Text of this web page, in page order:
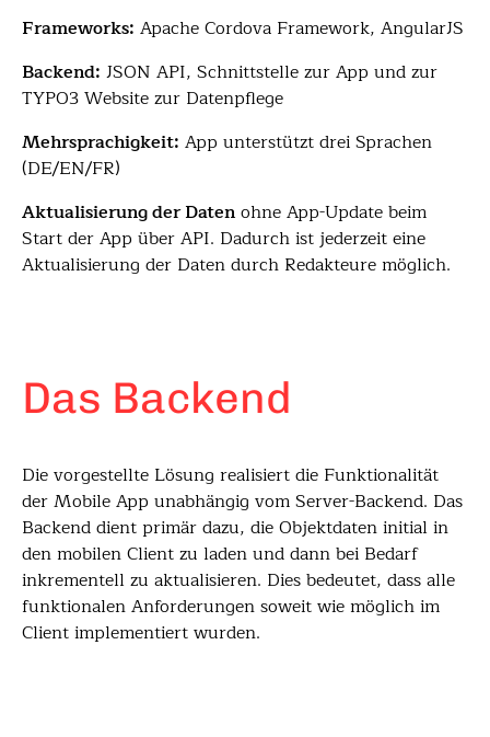
Frameworks: Apache Cordova Framework, AngularJS
Backend: JSON API, Schnittstelle zur App und zur
TYPO3 Website zur Datenpflege
Mehrsprachigkeit: App unterstützt drei Sprachen
(DE/EN/FR)
Aktualisierung der Datenohne App-Update beim
Start der App über API. Dadurch ist jederzeit eine
Aktualisierung der Daten durch Redakteure möglich.
Das Backend
Die vorgestellte Lösung realisiert die Funktionalität
der Mobile App unabhängig vom Server-Backend. Das
Backend dient primär dazu, die Objektdaten initial in
den mobilen Client zu laden und dann bei Bedarf
inkrementell zu aktualisieren. Dies bedeutet, dass alle
funktionalen Anforderungen soweit wie möglich im
Client implementiert wurden.